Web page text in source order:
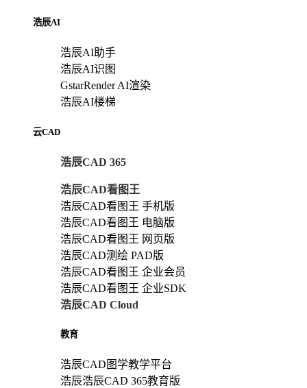
浩辰AI
浩辰AI助手
浩辰AI识图
GstarRender AI渲染
浩辰AI楼梯
云CAD
浩辰CAD 365
浩辰CAD看图王
浩辰CAD看图王 手机版
浩辰CAD看图王 电脑版
浩辰CAD看图王 网页版
浩辰CAD测绘 PAD版
浩辰CAD看图王 企业会员
浩辰CAD看图王 企业SDK
浩辰CAD Cloud
教育
浩辰CAD图学教学平台
浩辰浩辰CAD 365教育版